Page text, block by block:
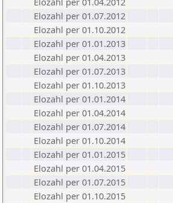
Elozahl per 01.07.2012
Elozahl per 01.10.2012
Elozahl per 01.01.2013
Elozahl per 01.04.2013
Elozahl per 01.07.2013
Elozahl per 01.10.2013
Elozahl per 01.01.2014
Elozahl per 01.04.2014
Elozahl per 01.07.2014
Elozahl per 01.10.2014
Elozahl per 01.01.2015
Elozahl per 01.04.2015
Elozahl per 01.07.2015
Elozahl per 01.10.2015